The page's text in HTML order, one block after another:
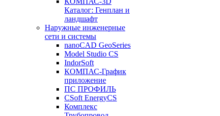
Каталог: Генплан и
ландшафт
Наружные инженерные
сети и системы
nanoCAD GeoSeries
Model Studio CS
IndorSoft
КОМПАС-График
приложение
ПС ПРОФИЛЬ
CSoft EnergyCS
Комплекс